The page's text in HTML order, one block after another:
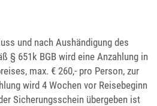
und nach Aushändigung des
§ 651k BGB wird eine Anzahlung in
max. € 260,- pro Person, zur
wird 4 Wochen vor Reisebeginn
Sicherungsschein übergeben ist